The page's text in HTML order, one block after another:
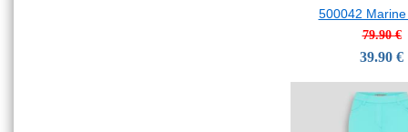
500042
79.90 €
39.90 €